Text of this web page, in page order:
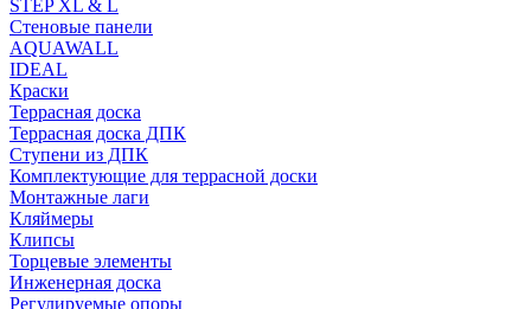
STEP XL & L
Стеновые панели
AQUAWALL
IDEAL
Краски
Террасная доска
Террасная доска ДПК
Ступени из ДПК
Комплектующие для террасной доски
Монтажные лаги
Кляймеры
Клипсы
Торцевые элементы
Инженерная доска
Регулируемые опоры